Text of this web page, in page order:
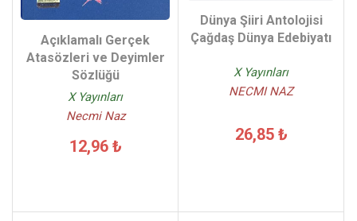
Açıklamalı Gerçek
Atasözleri ve Deyimler
Sözlüğü
X Yayınları
Necmi Naz
12,96 ₺
Dünya Şiiri Antolojisi
Çağdaş Dünya Edebiyatı
X Yayınları
NECMI NAZ
26,85 ₺